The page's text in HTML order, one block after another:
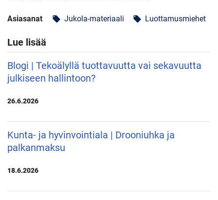
Asiasanat local_offer Jukola-materiaali local_offer Luottamusmiehet
Lue lisää
Blogi | Tekoälyllä tuottavuutta vai sekavuutta
julkiseen hallintoon?
26.6.2026
Kunta- ja hyvinvointiala | Drooniuhka ja
palkanmaksu
18.6.2026